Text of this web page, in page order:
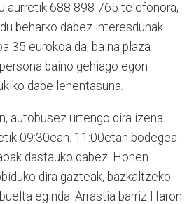
aurretik 688 898 765 telefonora,
beharko dabez interesdunak
35 eurokoa da, baina plaza
baino gehiago egon
dabe lehentasuna.
autobusez urtengo dira izena
09:30ean. 11:00etan bodegea
dastauko dabez. Honen
dira gazteak, bazkaltzeko
eginda. Arrastia barriz Haron